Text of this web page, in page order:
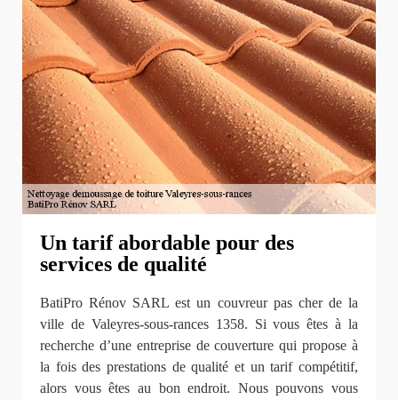
Un tarif abordable pour des
services de qualité
BatiPro Rénov SARL est un couvreur pas cher de la
ville de Valeyres-sous-rances 1358. Si vous êtes à la
recherche d’une entreprise de couverture qui propose à
la fois des prestations de qualité et un tarif compétitif,
alors vous êtes au bon endroit. Nous pouvons vous